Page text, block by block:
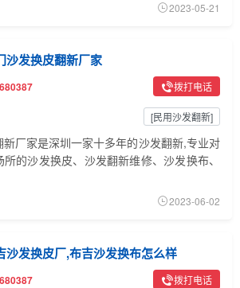
2023-05-21
沙发换皮翻新厂家
拨打电话
[民用沙发翻新]
厂家是深圳一家十多年的沙发翻新,专业对
的沙发换皮、沙发翻新维修、沙发换布、
2023-06-02
沙发换皮厂,布吉沙发换布怎么样
拨打电话